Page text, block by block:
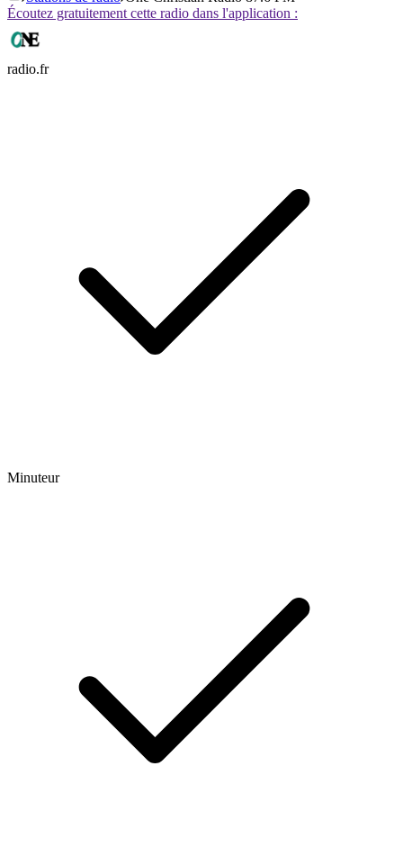
Écoutez gratuitement cette radio dans l'application :
radio.fr
Minuteur